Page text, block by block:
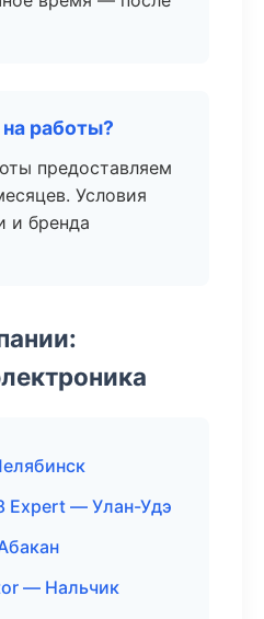
на работы?
предоставляем
Условия
и бренда
Expert — Улан-Удэ
— Нальчик